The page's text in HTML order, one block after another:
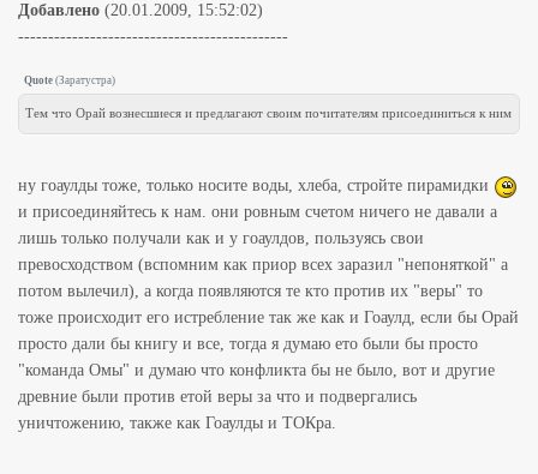
Добавлено (20.01.2009, 15:52:02)
---------------------------------------------
Quote (Заратустра)
Тем что Орай вознесшиеся и предлагают своим почитателям присоединиться к ним
ну гоаулды тоже, только носите воды, хлеба, стройте пирамидки
и присоединяйтесь к нам. они ровным счетом ничего не давали а
лишь только получали как и у гоаулдов, пользуясь свои
превосходством (вспомним как приор всех заразил "непоняткой" а
потом вылечил), а когда появляются те кто против их "веры" то
тоже происходит его истребление так же как и Гоаулд, если бы Орай
просто дали бы книгу и все, тогда я думаю ето были бы просто
"команда Омы" и думаю что конфликта бы не было, вот и другие
древние были против етой веры за что и подвергались
уничтожению, также как Гоаулды и ТОКра.